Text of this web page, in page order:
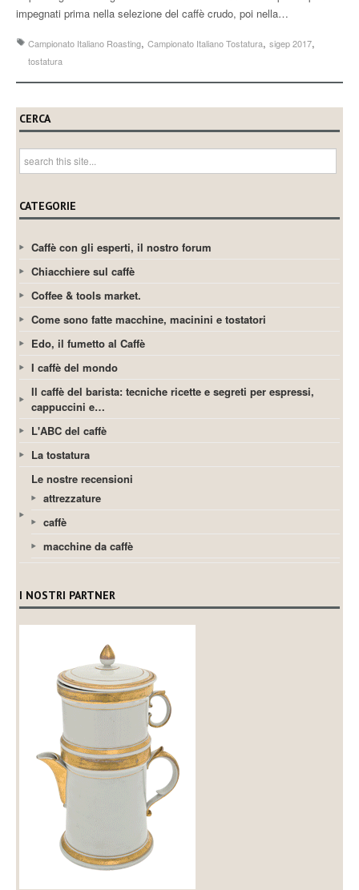
impegnati prima nella selezione del caffè crudo, poi nella…
Campionato Italiano Roasting, Campionato Italiano Tostatura, sigep 2017,
tostatura
CERCA
CATEGORIE
Caffè con gli esperti, il nostro forum
Chiacchiere sul caffè
Coffee & tools market.
Come sono fatte macchine, macinini e tostatori
Edo, il fumetto al Caffè
I caffè del mondo
Il caffè del barista: tecniche ricette e segreti per espressi,
cappuccini e…
L'ABC del caffè
La tostatura
Le nostre recensioni
attrezzature
caffè
macchine da caffè
I NOSTRI PARTNER